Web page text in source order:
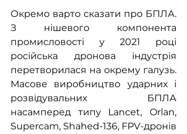
Окремо варто сказати про БПЛА.
З нішевого компонента
промисловості у 2021 році
російська дронова індустрія
перетворилася на окрему галузь.
Масове виробництво ударних і
розвідувальних БПЛА
насамперед типу Lancet, Orlan,
Supercam, Shahed-136, FPV-дронів